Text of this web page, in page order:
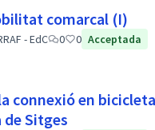
comarcal (I)
- EdC 0 0 Acceptada
connexió en
Sitges